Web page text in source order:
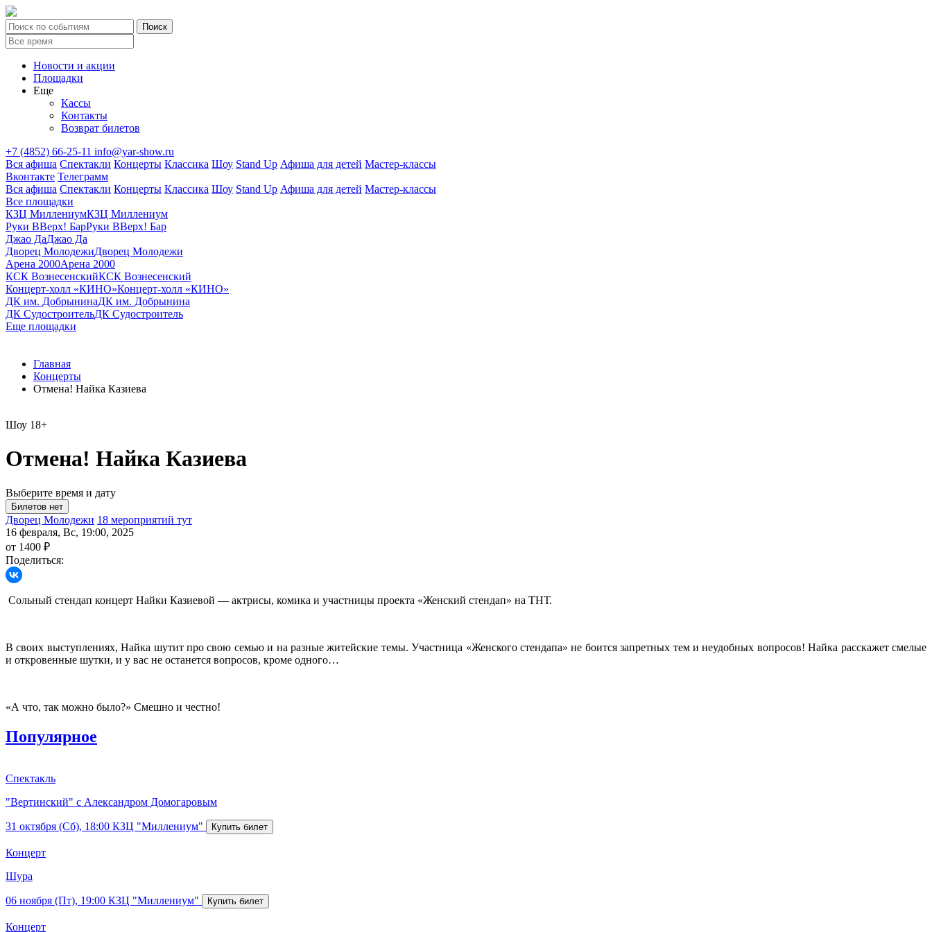
Новости и акции
Площадки
Еще
Кассы
Контакты
Возврат билетов
+7 (4852) 66-25-11 info@yar-show.ru
Вся афиша Спектакли Концерты Классика Шоу Stand Up Афиша для детей Мастер-классы
Вконтакте Телеграмм
Вся афиша Спектакли Концерты Классика Шоу Stand Up Афиша для детей Мастер-классы
Все площадки
КЗЦ МиллениумКЗЦ Миллениум
Руки ВВерх! БарРуки ВВерх! Бар
Джао ДаДжао Да
Дворец МолодежиДворец Молодежи
Арена 2000Арена 2000
КСК ВознесенскийКСК Вознесенский
Концерт-холл «КИНО»Концерт-холл «КИНО»
ДК им. ДобрынинаДК им. Добрынина
ДК СудостроительДК Судостроитель
Еще площадки
Главная
Концерты
Отмена! Найка Казиева
Шоу 18+
Отмена! Найка Казиева
Выберите время и дату
Дворец Молодежи 18 мероприятий тут
16 февраля, Вс, 19:00, 2025
от 1400 ₽
Поделиться:
Сольный стендап концерт Найки Казиевой — актрисы, комика и участницы проекта «Женский стендап» на ТНТ.
В своих выступлениях, Найка шутит про свою семью и на разные житейские темы. Участница «Женского стендапа» не боится запретных тем и неудобных вопросов! Найка расскажет смелые
и откровенные шутки, и у вас не останется вопросов, кроме одного…
«А что, так можно было?» Смешно и честно!
Популярное
Спектакль
"Вертинский" с Александром Домогаровым
31 октября (Сб), 18:00 КЗЦ "Миллениум"
Концерт
Шура
06 ноября (Пт), 19:00 КЗЦ "Миллениум"
Концерт